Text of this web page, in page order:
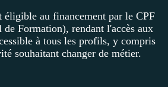
éligible au financement par le CPF
de Formation), rendant l'accès aux
à tous les profils, y compris
souhaitant changer de métier.